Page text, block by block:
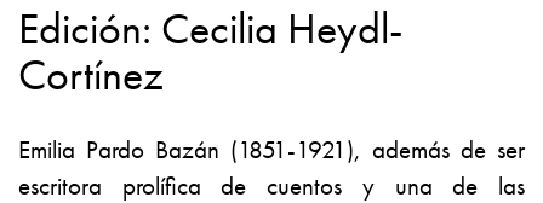
Edición: Cecilia Heydl-
Cortínez
Emilia Pardo Bazán (1851-1921), además de ser
escritora prolífica de cuentos y una de las